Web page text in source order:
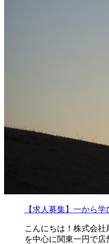
【求人募集】一から
こんにちは！株式会
を中心に関東一円で